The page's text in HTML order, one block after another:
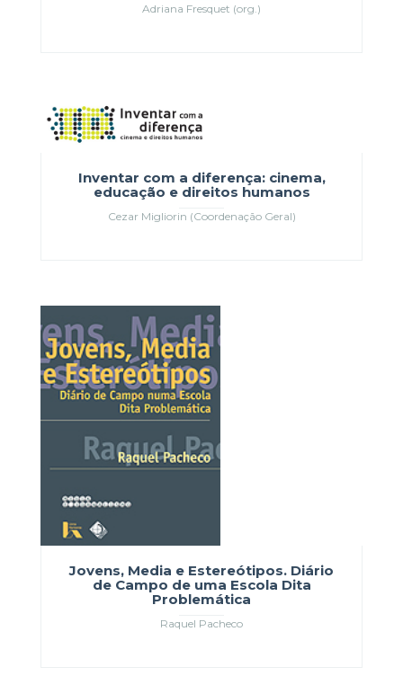
Adriana Fresquet (org.)
Inventar com a diferença: cinema,
educação e direitos humanos
Cezar Migliorin (Coordenação Geral)
Jovens, Media e Estereótipos. Diário
de Campo de uma Escola Dita
Problemática
Raquel Pacheco